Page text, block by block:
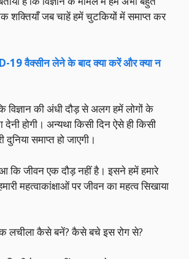
शक्तियाँ जब चाहें हमें चुटकियों में समाप्त कर
19 वैक्सीन लेने के बाद क्या करें और क्या न
विज्ञान की अंधी दौड़ से अलग हमें लोगों के
होगी। अन्यथा किसी दिन ऐसे ही किसी
समाप्त हो जाएगी।
कि जीवन एक दौड़ नहीं है। इसने हमें हमारे
महत्वाकांक्षाओं पर जीवन का महत्व सिखाया
लचीला कैसे बनें? कैसे बचे इस रोग से?